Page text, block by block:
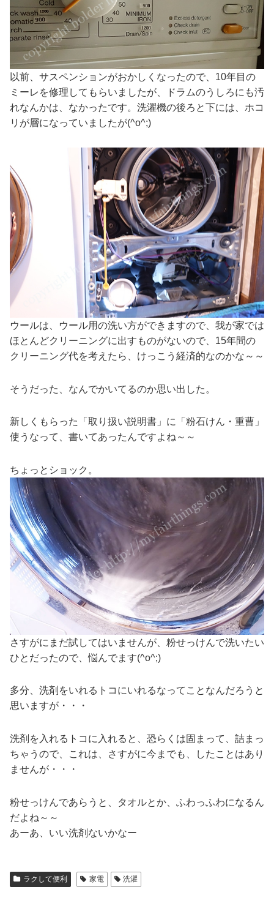
以前、サスペンションがおかしくなったので、10年目の
ミーレを修理してもらいましたが、ドラムのうしろにも汚
れなんかは、なかったです。洗濯機の後ろと下には、ホコ
リが層になっていましたが(^o^;)
ウールは、ウール用の洗い方ができますので、我が家では
ほとんどクリーニングに出すものがないので、15年間の
クリーニング代を考えたら、けっこう経済的なのかな～～
そうだった、なんでかいてるのか思い出した。
新しくもらった「取り扱い説明書」に「粉石けん・重曹」
使うなって、書いてあったんですよね～～
ちょっとショック。
さすがにまだ試してはいませんが、粉せっけんで洗いたい
ひとだったので、悩んでます(^o^;)
多分、洗剤をいれるトコにいれるなってことなんだろうと
思いますが・・・
洗剤を入れるトコに入れると、恐らくは固まって、詰まっ
ちゃうので、これは、さすがに今までも、したことはあり
ませんが・・・
粉せっけんであらうと、タオルとか、ふわっふわになるん
だよね～～
あーあ、いい洗剤ないかなー
ラクして便利 家電 洗濯